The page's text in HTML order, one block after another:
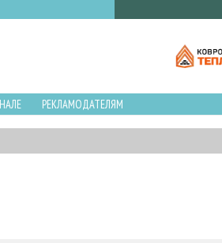
РЕКЛАМОДАТЕЛЯМ